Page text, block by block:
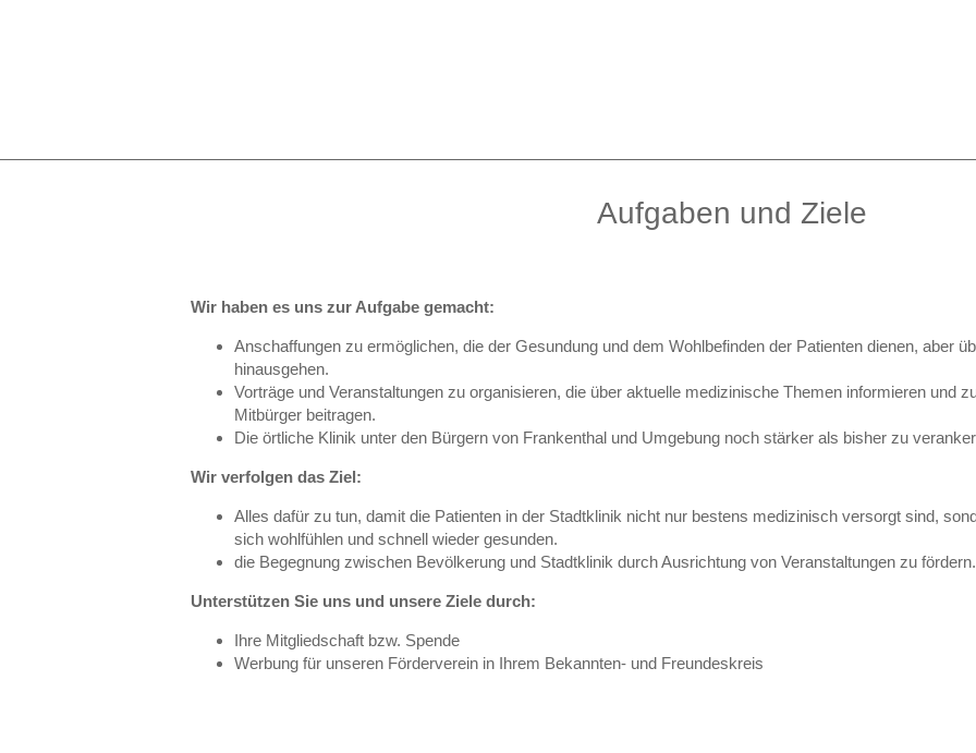
Aufgaben und Ziele
Wir haben es uns zur Aufgabe gemacht:
Anschaffungen zu ermöglichen, die der Gesundung und dem Wohlbefinden der Patienten dienen, aber
hinausgehen.
Vorträge und Veranstaltungen zu organisieren, die über aktuelle medizinische Themen informieren und
Mitbürger beitragen.
Die örtliche Klinik unter den Bürgern von Frankenthal und Umgebung noch stärker als bisher zu
Wir verfolgen das Ziel:
Alles dafür zu tun, damit die Patienten in der Stadtklinik nicht nur bestens medizinisch versorgt sind,
sich wohlfühlen und schnell wieder gesunden.
die Begegnung zwischen Bevölkerung und Stadtklinik durch Ausrichtung von Veranstaltungen zu fördern.
Unterstützen Sie uns und unsere Ziele durch:
Ihre Mitgliedschaft bzw. Spende
Werbung für unseren Förderverein in Ihrem Bekannten- und Freundeskreis